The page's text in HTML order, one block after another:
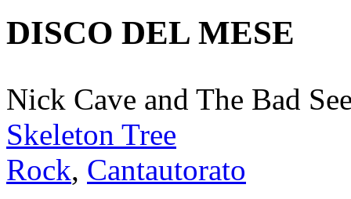
DISCO DEL MESE
Nick Cave and The Bad
Skeleton Tree
Rock, Cantautorato